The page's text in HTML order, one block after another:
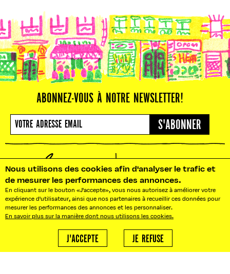
ABONNEZ-VOUS À NOTRE NEWSLETTER!
S'ABONNER
NOS BUREAUX : 10 RUE PRADIER
75019 PARIS
BONJOUR@LEFOOD MARKET.FR
ABOUT
AGENCE LFM
Besoin d'un traiteur ?
Nous utilisons des cookies afin d'analyser le trafic et
de mesurer les performances des annonces.
En cliquant sur le bouton «J'accepte», vous nous autorisez à améliorer votre
expérience d'utilisateur, ainsi que nos partenaires à recueillir ces données pour
mesurer les performances des annonces et les personnaliser.
En savoir plus sur la manière dont nous utilisons les cookies.
J'ACCEPTE JE REFUSE